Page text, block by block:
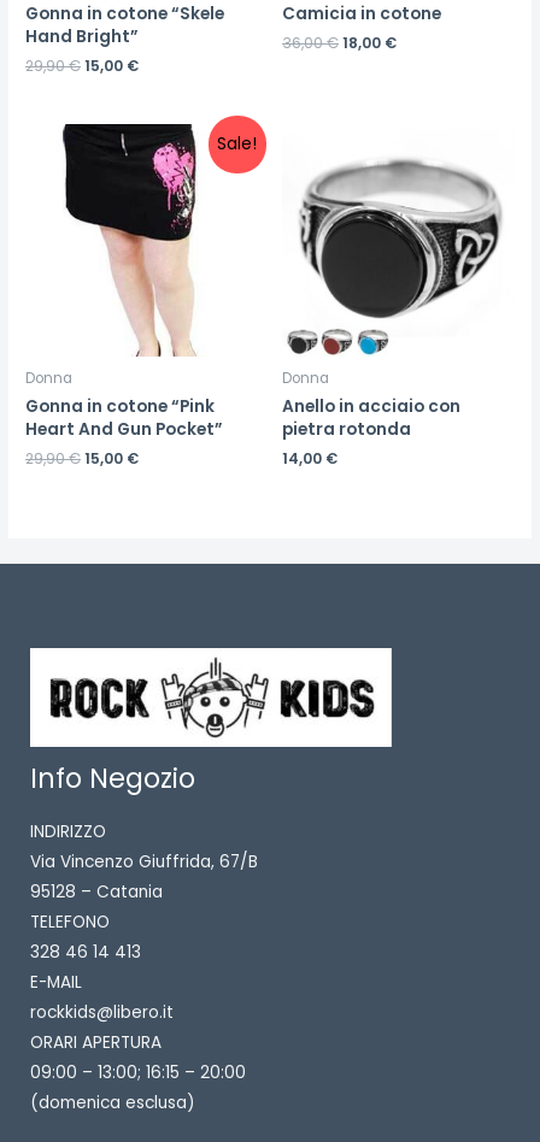
Gonna in cotone “Skele
Hand Bright”
29,90€15,00 €
Camicia in cotone
36,00€18,00 €
Sale!
Donna
Gonna in cotone “Pink
Heart And Gun Pocket”
29,90€15,00 €
Donna
Anello in acciaio con
pietra rotonda
14,00 €
Info Negozio
INDIRIZZO
Via Vincenzo Giuffrida, 67/B
95128 – Catania
TELEFONO
328 46 14 413
E-MAIL
rockkids@libero.it
ORARI APERTURA
09:00 – 13:00; 16:15 – 20:00
(domenica esclusa)